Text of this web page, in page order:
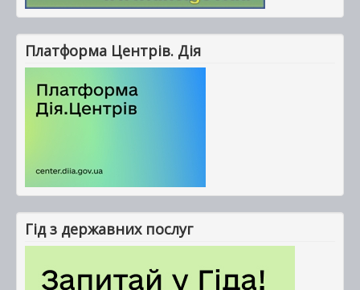
Платформа Центрів. Дія
Гід з державних послуг